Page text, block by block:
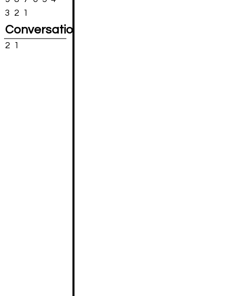
3
2 1
Conversations
2 1